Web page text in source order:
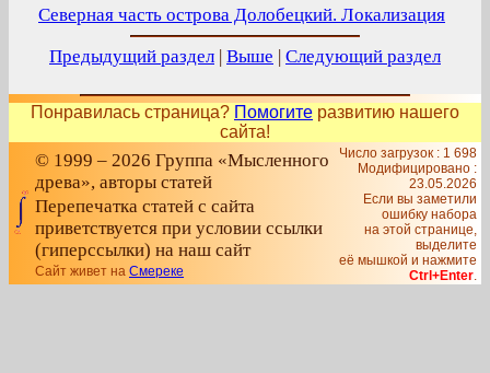
Северная часть острова Долобецкий. Локализация
Предыдущий раздел | Выше | Следующий раздел
Понравилась страница? Помогите развитию нашего
сайта!
© 1999 – 2026 Группа «Мысленного
древа», авторы статей
Перепечатка статей с сайта
приветствуется при условии ссылки
(гиперссылки) на наш сайт
Сайт живет на Смереке
Число загрузок : 1 698
Модифицировано :
23.05.2026
Если вы заметили
ошибку набора
на этой странице,
выделите
её мышкой и нажмите
Ctrl+Enter.